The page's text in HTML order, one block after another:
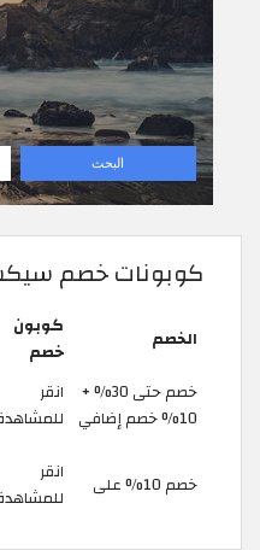
كوبونات خصم
الخصم
كوبون
خصم
خصم حتى 30% +
10% خصم إضافي
انقر
خصم 10% على
انقر